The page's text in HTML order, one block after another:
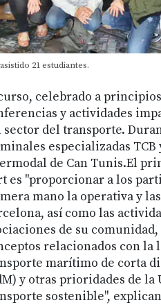
21 estudiantes.
celebrado a
y actividades
sector del transporte.
especializadas
de Can Tunis.El
es "proporcionar a los
mano la operativa y
así como las
de su
relacionados con
marítimo de corta
y otras prioridades de la
sostenible",